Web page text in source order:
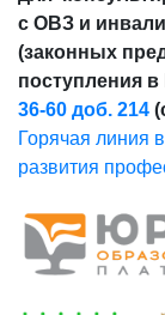
с ОВЗ и
(законных
поступления
36-60 доб. 214
Горячая линия
развития